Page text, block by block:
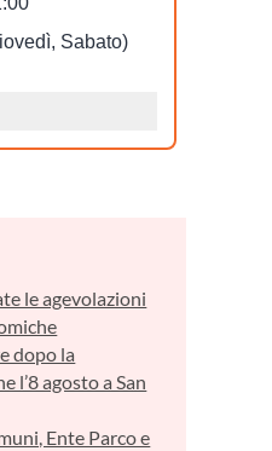
le agevolazioni
dopo la
l’8 agosto a San
Ente Parco e